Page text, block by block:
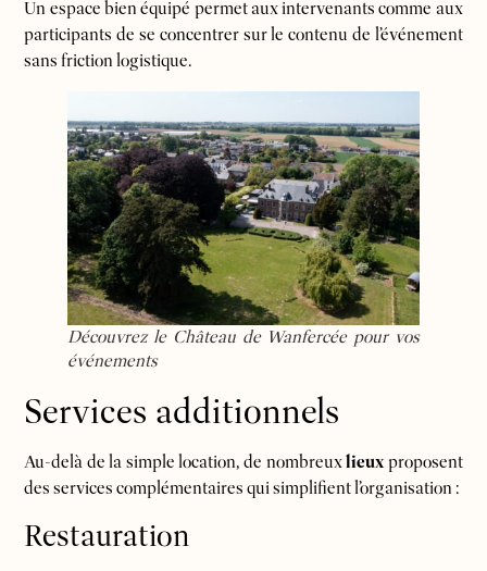
Un espace bien équipé permet aux intervenants comme aux
participants de se concentrer sur le contenu de l’événement
sans friction logistique.
Découvrez le Château de Wanfercée pour vos
événements
Services additionnels
Au-delà de la simple location, de nombreuxlieux proposent
des services complémentaires qui simplifient l’organisation :
Restauration